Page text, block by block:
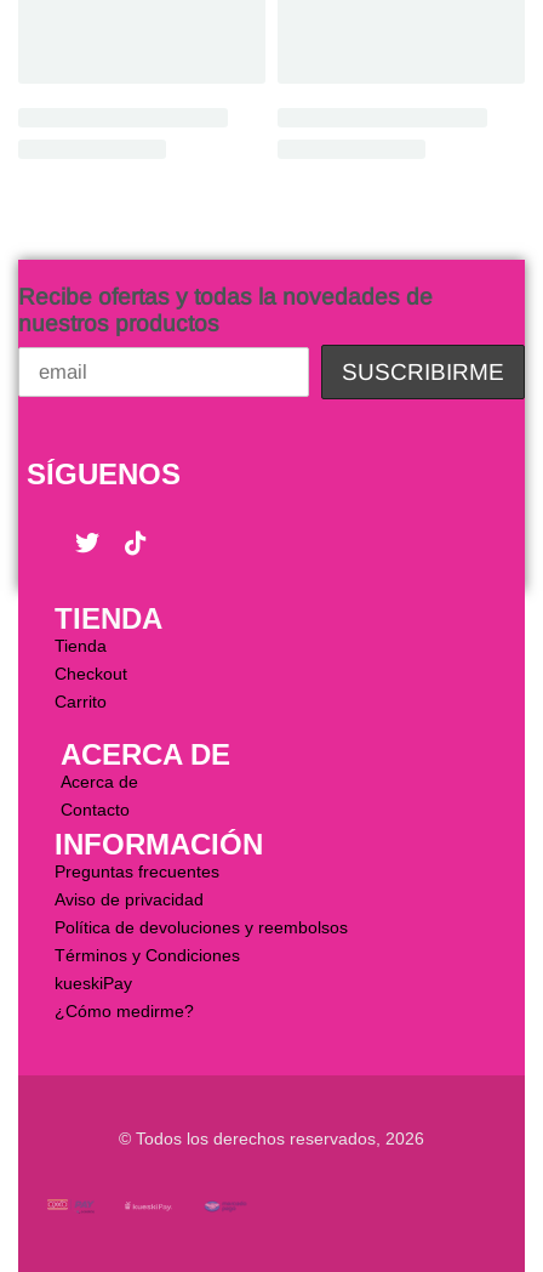
Recibe ofertas y todas la novedades de
nuestros productos
SÍGUENOS
TIENDA
Tienda
Checkout
Carrito
ACERCA DE
Acerca de
Contacto
INFORMACIÓN
Preguntas frecuentes
Aviso de privacidad
Política de devoluciones y reembolsos
Términos y Condiciones
kueskiPay
¿Cómo medirme?
© Todos los derechos reservados, 2026